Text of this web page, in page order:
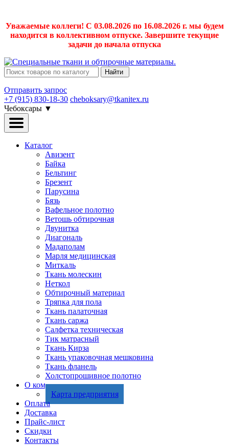
Уважаемые коллеги! С 03.08.2026 по 16.08.2026 г. мы будем
находится в коллективном отпуске. Завершите текущие
задачи до начала отпуска
Найти
Отправить запрос
+7 (915) 830-18-30 cheboksary@tkanitex.ru
Чебоксары ▼
Каталог
Авизент
Байка
Бельтинг
Брезент
Парусина
Бязь
Вафельное полотно
Ветошь обтирочная
Двунитка
Диагональ
Мадаполам
Марля медицинская
Миткаль
Ткань молескин
Неткол
Обтирочный материал
Тряпка для пола
Ткань палаточная
Ткань саржа
Салфетка техническая
Тик матрасный
Ткань Кирза
Ткань упаковочная мешковина
Ткань фланель
Холстопрошивное полотно
О компании
Карта предприятия
Оплата
Доставка
Прайс-лист
Скидки
Контакты